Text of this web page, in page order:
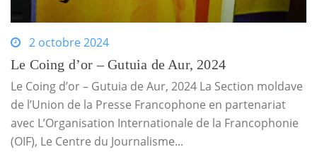
2 octobre 2024
Le Coing d’or – Gutuia de Aur, 2024
Le Coing d’or – Gutuia de Aur, 2024 La Section moldave
de l’Union de la Presse Francophone en partenariat
avec L’Organisation Internationale de la Francophonie
(OIF), Le Centre du Journalisme...